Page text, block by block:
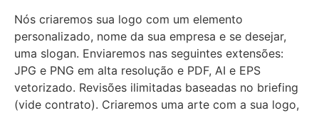
Nós criaremos sua logo com um elemento
personalizado, nome da sua empresa e se desejar,
uma slogan. Enviaremos nas seguintes extensões:
JPG e PNG em alta resolução e PDF, AI e EPS
vetorizado. Revisões ilimitadas baseadas no briefing
(vide contrato). Criaremos uma arte com a sua logo,